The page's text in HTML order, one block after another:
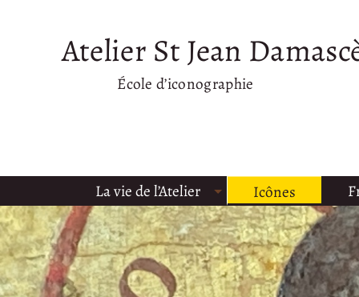
Atelier St Jean
École d’iconographie
La vie de l’Atelier Icônes